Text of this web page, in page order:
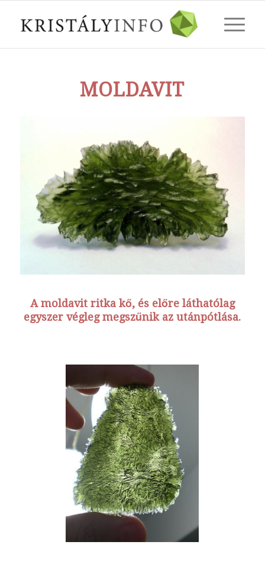
MOLDAVIT
A moldavit ritka kő, és előre láthatólag
egyszer végleg megszűnik az utánpótlása.